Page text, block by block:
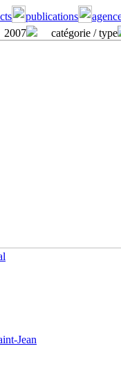
publications
2007 catégorie / type
Jean